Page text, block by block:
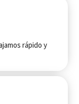
rápido y